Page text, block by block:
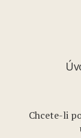
Chcete-li